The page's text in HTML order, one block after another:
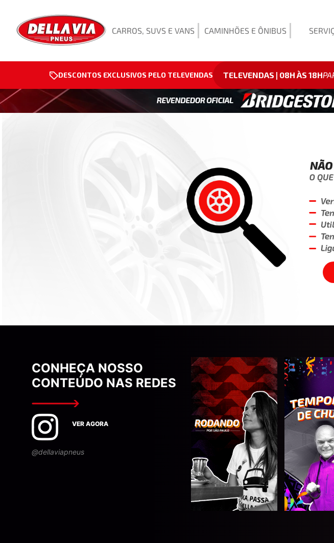
CARROS, SUVS E VANS CAMINHÕES E ÔNIBUS
DESCONTOS EXCLUSIVOS PELO TELEVENDAS TELEVENDAS | 08H ÀS 18H
CONHEÇA NOSSO
CONTEÚDO NAS REDES
VER AGORA
@dellaviapneus